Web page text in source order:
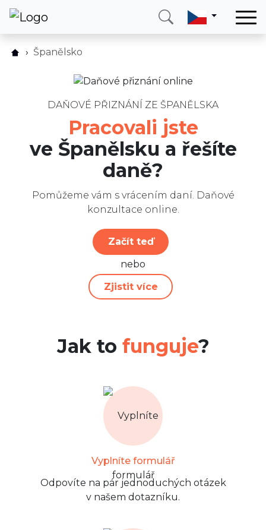
Kontakt
Zavolejte mi Přihlásit se
Jak to funguje?
Blog
Španělsko
DAŇOVÉ PŘIZNÁNÍ ZE ŠPANĚLSKA
Pracovali jste
ve Španělsku a řešíte
daně?
Pomůžeme vám s vrácením daní. Daňové
konzultace online.
Začít teď
nebo
Zjistit více
Jak to funguje?
Vyplníte formulář
Odpovíte na pár jednoduchých otázek
v našem dotazníku.